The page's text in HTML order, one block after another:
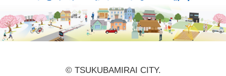
© TSUKUBAMIRAI CITY.